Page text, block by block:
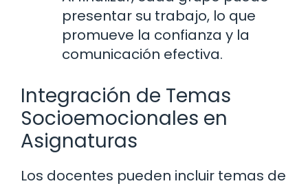
presentar su trabajo, lo que
promueve la confianza y la
comunicación efectiva.
Integración de Temas
Socioemocionales en
Asignaturas
Los docentes pueden incluir temas de